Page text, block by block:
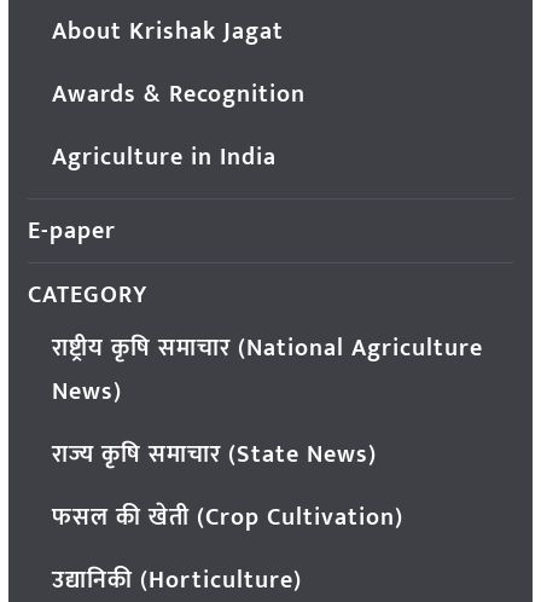
About Krishak Jagat
Awards & Recognition
Agriculture in India
E-paper
CATEGORY
राष्ट्रीय कृषि समाचार (National Agriculture
News)
राज्य कृषि समाचार (State News)
फसल की खेती (Crop Cultivation)
उद्यानिकी (Horticulture)